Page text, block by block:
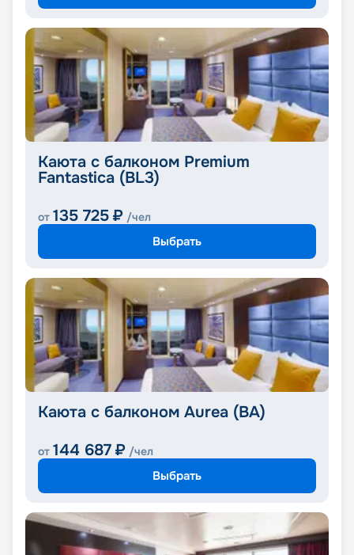
Каюта с балконом Premium
Fantastica (BL3)
от 135 725 ₽ /чел
Выбрать
Каюта с балконом Aurea (BA)
от 144 687 ₽ /чел
Выбрать